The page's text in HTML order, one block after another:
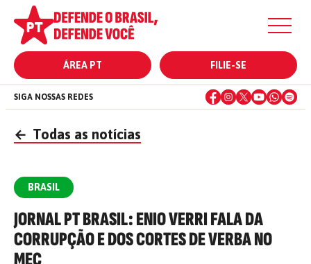
ÁREA PT FILIE-SE
SIGA NOSSAS REDES
← Todas as notícias
BRASIL
JORNAL PT BRASIL: ENIO VERRI FALA DA
CORRUPÇÃO E DOS CORTES DE VERBA NO